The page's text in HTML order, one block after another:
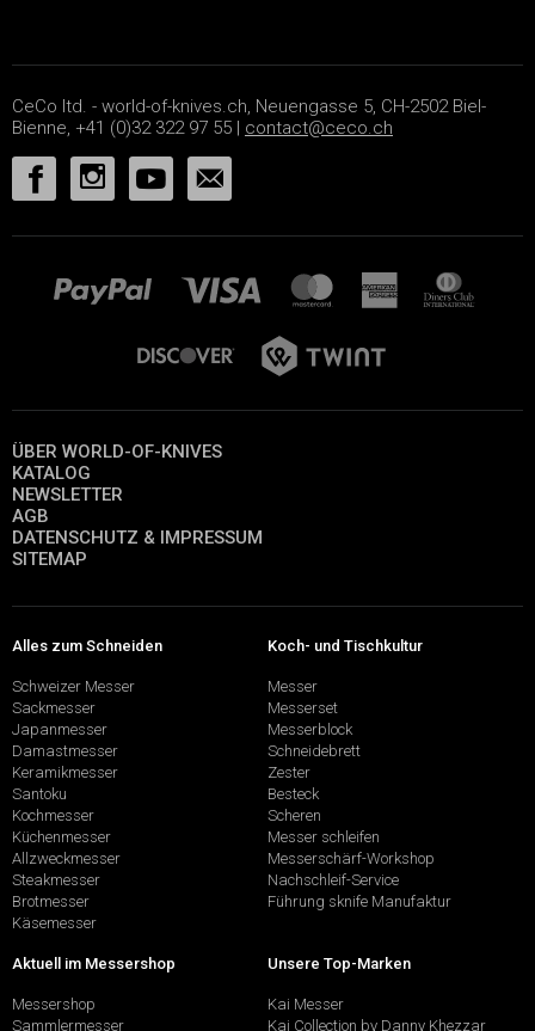
CeCo ltd. - world-of-knives.ch, Neuengasse 5, CH-2502 Biel-
Bienne, +41 (0)32 322 97 55 | contact@ceco.ch
ÜBER WORLD-OF-KNIVES
KATALOG
NEWSLETTER
AGB
DATENSCHUTZ & IMPRESSUM
SITEMAP
Alles zum Schneiden
Schweizer Messer
Sackmesser
Japanmesser
Damastmesser
Keramikmesser
Santoku
Kochmesser
Küchenmesser
Allzweckmesser
Steakmesser
Brotmesser
Käsemesser
Koch- und Tischkultur
Messer
Messerset
Messerblock
Schneidebrett
Zester
Besteck
Scheren
Messer schleifen
Messerschärf-Workshop
Nachschleif-Service
Führung sknife Manufaktur
Aktuell im Messershop
Messershop
Sammlermesser
Unsere Top-Marken
Kai Messer
Kai Collection by Danny Khezzar